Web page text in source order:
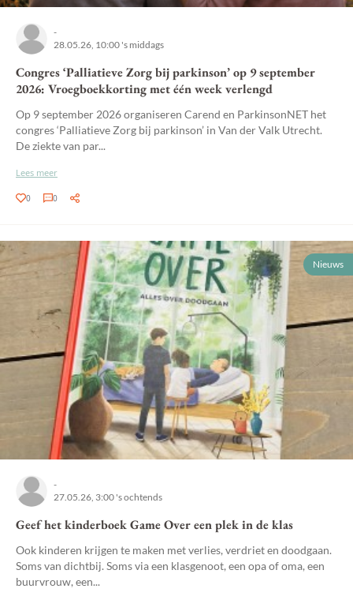
-
28.05.26, 10:00 's middags
Congres ‘Palliatieve Zorg bij parkinson’ op 9 september
2026: Vroegboekkorting met één week verlengd
Op 9 september 2026 organiseren Carend en ParkinsonNET het
congres ‘Palliatieve Zorg bij parkinson’ in Van der Valk Utrecht.
De ziekte van par...
Lees meer
0 0
Nieuws
-
27.05.26, 3:00 's ochtends
Geef het kinderboek Game Over een plek in de klas
Ook kinderen krijgen te maken met verlies, verdriet en doodgaan.
Soms van dichtbij. Soms via een klasgenoot, een opa of oma, een
buurvrouw, een...